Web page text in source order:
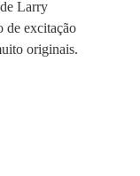
Larry
de excitação
originais.